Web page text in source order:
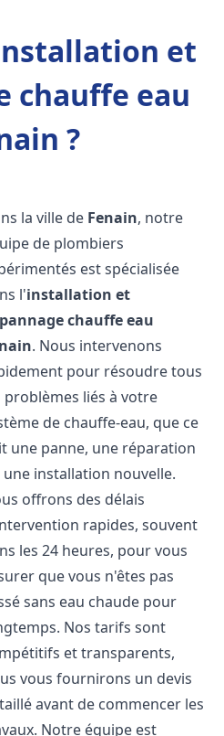
et
chauffe eau
?
la ville de Fenain, notre
de plombiers
est spécialisée
l'installation et
chauffe eau
. Nous intervenons
pour résoudre tous
problèmes liés à votre
de chauffe-eau, que ce
une panne, une réparation
une installation nouvelle.
offrons des délais
rapides, souvent
les 24 heures, pour vous
que vous n'êtes pas
sans eau chaude pour
Nos tarifs sont
et transparents,
vous fournirons un devis
avant de commencer les
Notre équipe est